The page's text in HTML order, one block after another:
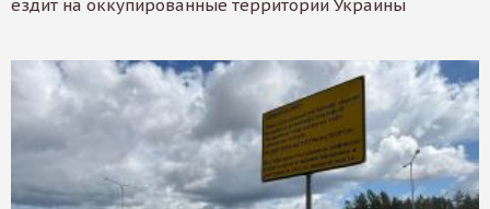
ездит на оккупированные территории Украины